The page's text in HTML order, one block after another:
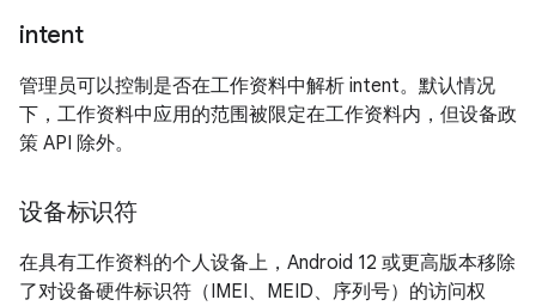
intent
管理员可以控制是否在工作资料中解析 intent。默认情况
下，工作资料中应用的范围被限定在工作资料内，但设备政
策 API 除外。
设备标识符
在具有工作资料的个人设备上，Android 12 或更高版本移除
了对设备硬件标识符（IMEI、MEID、序列号）的访问权